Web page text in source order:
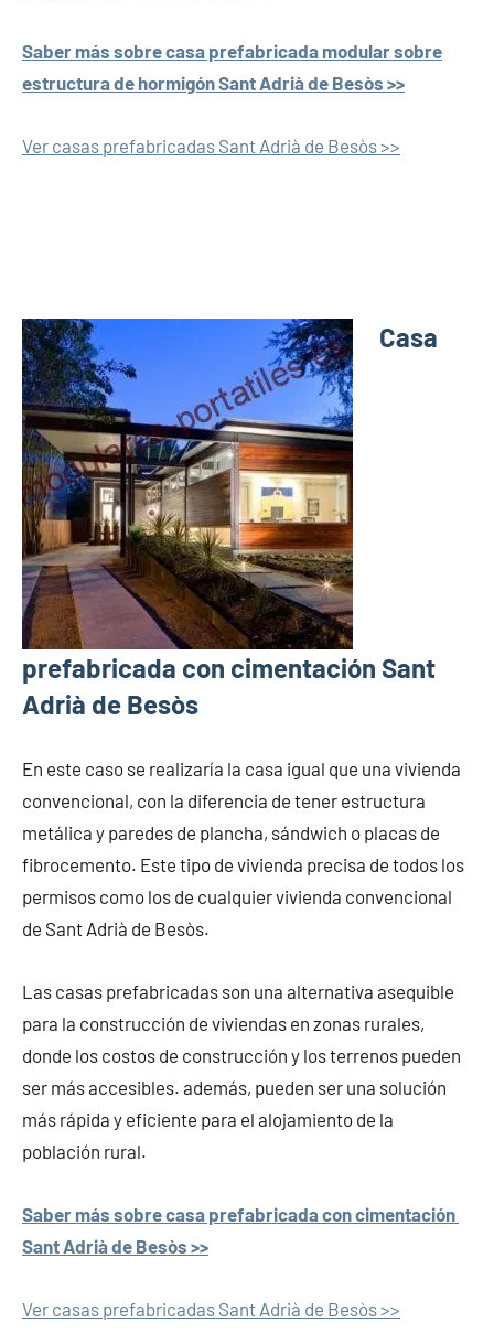
Saber más sobre casa prefabricada modular sobre
estructura de hormigón Sant Adrià de Besòs >>
Ver casas prefabricadas Sant Adrià de Besòs >>
Casa
prefabricada con cimentación Sant
Adrià de Besòs
En este caso se realizaría la casa igual que una vivienda
convencional, con la diferencia de tener estructura
metálica y paredes de plancha, sándwich o placas de
fibrocemento. Este tipo de vivienda precisa de todos los
permisos como los de cualquier vivienda convencional
de Sant Adrià de Besòs.
Las casas prefabricadas son una alternativa asequible
para la construcción de viviendas en zonas rurales,
donde los costos de construcción y los terrenos pueden
ser más accesibles. además, pueden ser una solución
más rápida y eficiente para el alojamiento de la
población rural.
Saber más sobre casa prefabricada con cimentación
Sant Adrià de Besòs >>
Ver casas prefabricadas Sant Adrià de Besòs >>